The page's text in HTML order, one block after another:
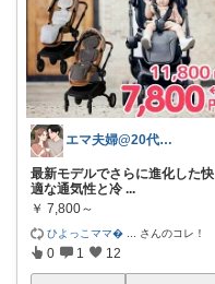
エマ夫婦@20代共働き
最新モデルでさらに進化した快
適な通気性と冷 ...
￥ 7,800～
ひよっこママ さんのコレ！
0 1 12